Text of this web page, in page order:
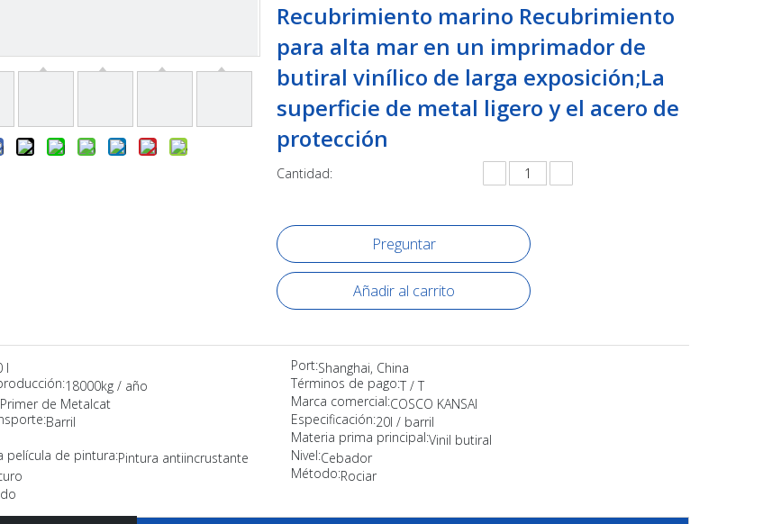
Recubrimiento marino Recubrimiento
para alta mar en un imprimador de
butiral vinílico de larga exposición;La
superficie de metal ligero y el acero de
protección
Cantidad:
Preguntar
Añadir al carrito
l Port:Shanghai, China
18000kg / año Términos de pago:T / T
Primer de Metalcat Marca comercial:COSCO KANSAI
Barril Especificación:20l / barril
Materia prima principal:Vinil butiral
película de pintura:Pintura antiincrustante Nivel:Cebador
Método:Rociar